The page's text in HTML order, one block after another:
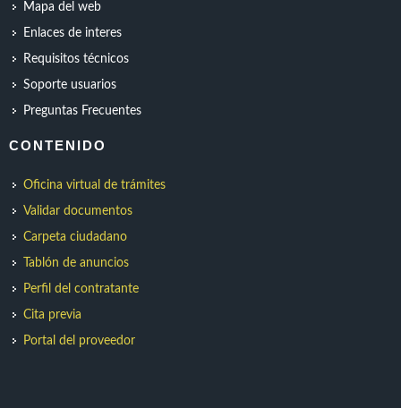
Mapa del web
Enlaces de interes
Requisitos técnicos
Soporte usuarios
Preguntas Frecuentes
CONTENIDO
Oficina virtual de trámites
Validar documentos
Carpeta ciudadano
Tablón de anuncios
Perfil del contratante
Cita previa
Portal del proveedor